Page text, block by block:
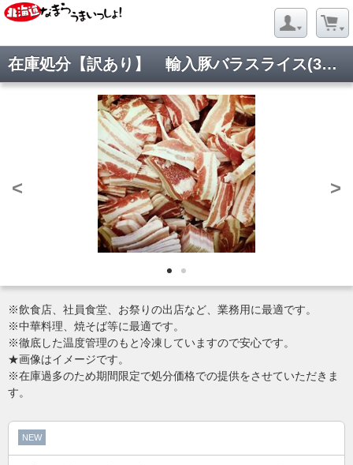
在庫処分【訳あり】 輸入豚バラスライス(3ミリ) 業務用 5Kg入り 冷凍
< >
※飲食店、社員食堂、お祭りの出店など、業務用に最適です。
※中華料理、焼そば等に最適です。
※徹底した温度管理のもと冷凍していますので安心です。
★画像はイメージです。
※在庫過多のため期間限定で処分価格での提供をさせていただきま
す。
NEW